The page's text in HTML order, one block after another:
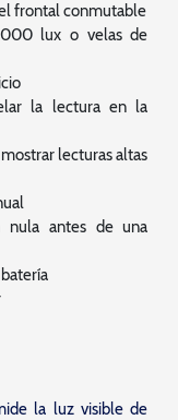
frontal conmutable
lux o velas de
la lectura en la
lecturas altas
nula antes de una
la luz visible de